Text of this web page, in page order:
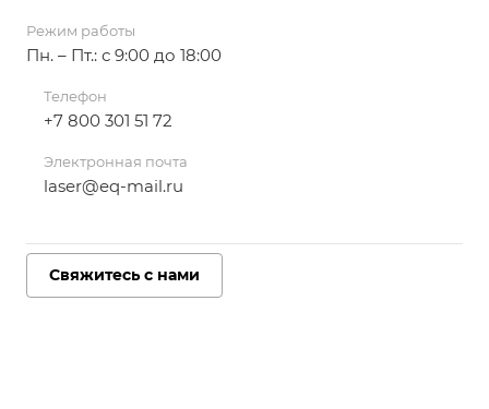
Режим работы
Пн. – Пт.: с 9:00 до 18:00
Телефон
+7 800 301 51 72
Электронная почта
laser@eq-mail.ru
Свяжитесь с нами